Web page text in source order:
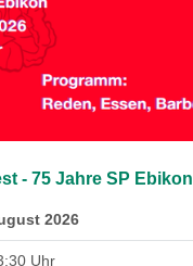
- 75 Jahre SP Ebikon
2026
Uhr